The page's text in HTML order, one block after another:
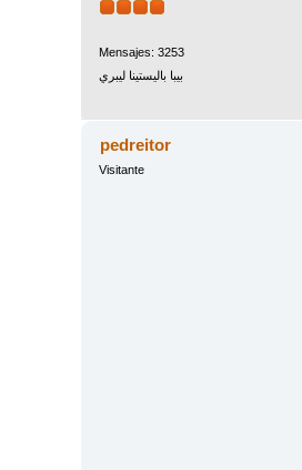
Mensajes: 3253
بيبا باليستينا ليبري
pedreitor
Visitante